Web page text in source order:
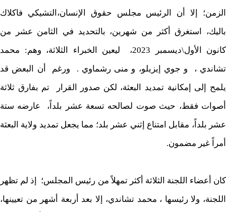
الزمن؛ إلا أن الرئيس مجلس حقوق الإنسان،التشيكي فاكلاك
باليك، استغرق أكثر من شهرين، بالتحديد في الثامن عشر من
كانون الأول\ديسمبر 2023، ليعين الخبراء الثلاثة، وهم: محمد
تشاندي ، و جوي إيزيلو، و منى رشماوي . ورغم أن البعض قد
يلمح إلى إمكانية تمديد البعثة، لكن صدور القرار تم بفارق ثلاثة
أصوات فقط، حيث صوت لصالحه تسعة عشر بلداً، عارضه ستة
عشر بلداً، مقابل امتناع إثني عشر بلد؛ مما يجعل تمديد ولاية البعثة
أمراً غير مضمون.
كان أعضاء اللجنة الثلاثة أكثر تمهلاً من رئيس المجلس؛ إذ لم تظهر
اللجنة، ولا رئيسها ، محمد تشاندي، إلا بعد أربعة أشهر من تعيينها،